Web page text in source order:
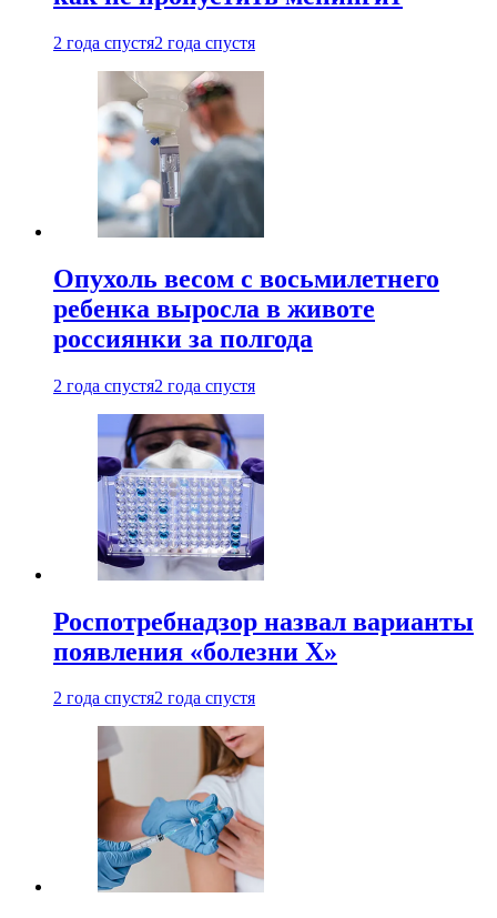
2 года спустя2 года спустя
Опухоль весом с восьмилетнего
ребенка выросла в животе
россиянки за полгода
2 года спустя2 года спустя
Роспотребнадзор назвал варианты
появления «болезни Х»
2 года спустя2 года спустя